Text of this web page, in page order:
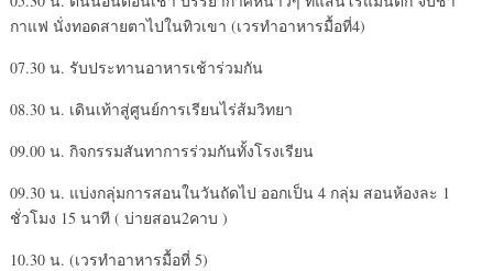
กาแฟ นั่งทอดสายตาไปในทิวเขา (เวรทำอาหารมื้อที่4)
07.30 น. รับประทานอาหารเช้าร่วมกัน
08.30 น. เดินเท้าสู่ศูนย์การเรียนไร่ส้มวิทยา
09.00 น. กิจกรรมสันทาการร่วมกันทั้งโรงเรียน
09.30 น. แบ่งกลุ่มการสอนในวันถัดไป ออกเป็น 4 กลุ่ม สอนห้องละ 1
ชั่วโมง 15 นาที ( บ่ายสอน2คาบ )
10.30 น. (เวรทำอาหารมื้อที่ 5)